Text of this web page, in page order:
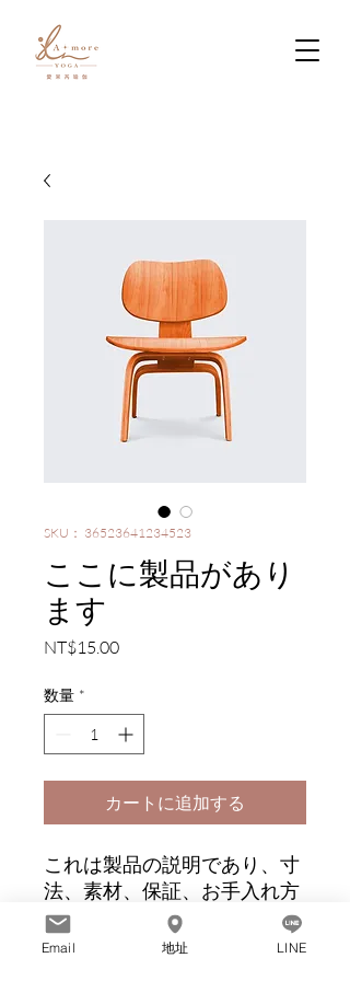
SKU： 36523641234523
ここに製品があり
ます
NT$15.00価
数量 *
カートに追加する
これは製品の説明であり、寸
法、素材、保証、お手入れ方
法など、製品に関する詳細情
報を含めるのに適していま
Email 地址 LINE